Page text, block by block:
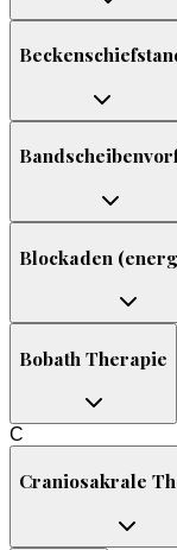
Blockaden
Bobath Therapie
C
Craniosakrale